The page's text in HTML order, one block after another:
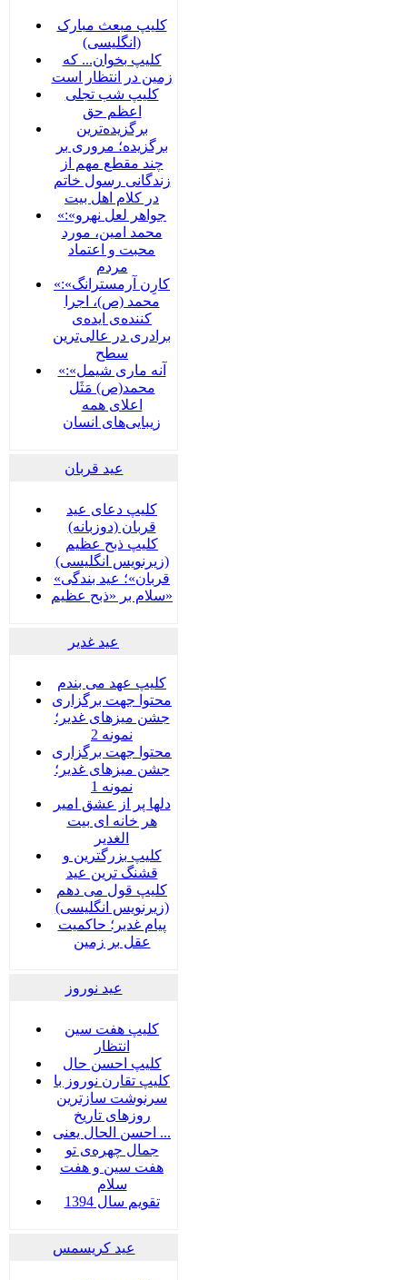
کلیپ مبعث مبارک
(انگلیسی)
کلیپ بخوان... که
زمین در انتظار است
کلیپ شب تجلی
اعظم حق
برگزیده‌ترین
برگزیده؛ مروری بر
چند مقطع مهم از
زندگانی رسول خاتم
در کلام اهل بیت
«جواهر لعل نهرو»:
محمد امین، مورد
محبت و اعتماد
مردم
«کارِن آرمسترانگ»:
محمد (ص)، اجرا
کننده‌ی ایده‌ی
برادری در عالی‌ترین
سطح
«آنه ماری شیمل»:
محمد(ص) مَثَل
اعلای همه
زیبایی‌های انسان
عید قربان
کلیپ دعای عید
قربان (دوزبانه)
کلیپ ذبح عظیم
(زیرنویس انگلیسی)
«قربان»؛ عید بندگی
سلام بر «ذبح عظیم»
عید غدير
کلیپ عهد می بندم
محتوا جهت برگزاری
جشن میزهای غدیر؛
نمونه 2
محتوا جهت برگزاری
جشن میزهای غدیر؛
نمونه 1
دلها پر از عشق امیر
هر خانه ای بیت
الغدیر
کلیپ بزرگترین و
قشنگ ترین عید
کلیپ قول می دهم
(زیرنویس انگلیسی)
پیام غدیر؛ حاکمیت
عقل بر زمین
عید نوروز
کلیپ هفت سین
انتظار
کلیپ احسن حال
کلیپ تقارن نوروز با
سرنوشت سازترین
روزهای تاریخ
احسن الحال یعنی ...
جمال چهره‌ی تو
هفت سين و هفت
سلام
تقویم سال 1394
عید کریسمس